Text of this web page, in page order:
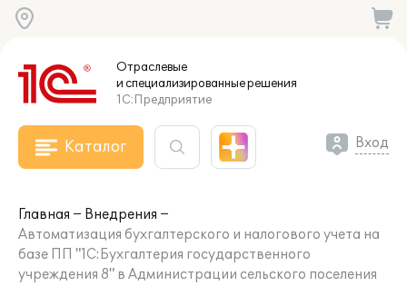
Отраслевые
и специализированныерешения
1С:Предприятие
Каталог Вход
Главная
Внедрения
Автоматизация бухгалтерского и налогового учета на
базе ПП "1С:Бухгалтерия государственного
учреждения 8" в Администрации сельского поселения